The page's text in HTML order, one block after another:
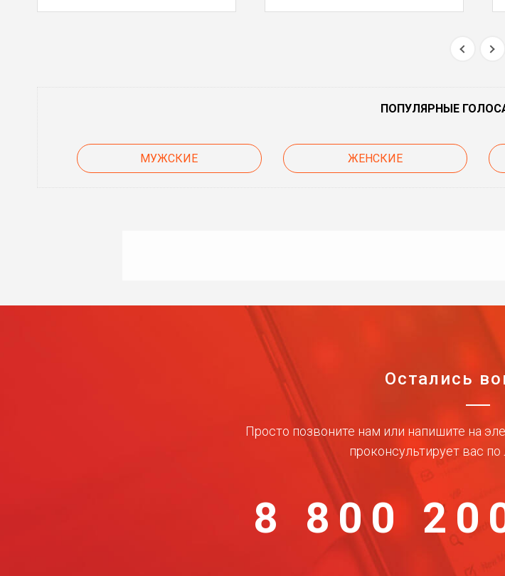
ПОПУЛЯРНЫЕ
МУЖСКИЕ ЖЕНСКИЕ
Остались
Просто позвоните нам или напишите на
проконсультирует вас
8 800